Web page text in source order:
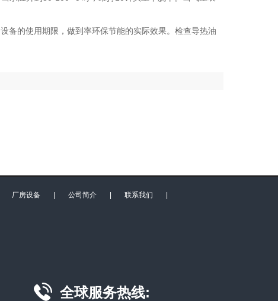
备的使用期限，做到率环保节能的实际效果。检查导热油
厂房设备 公司简介 联系我们
全球服务热线: